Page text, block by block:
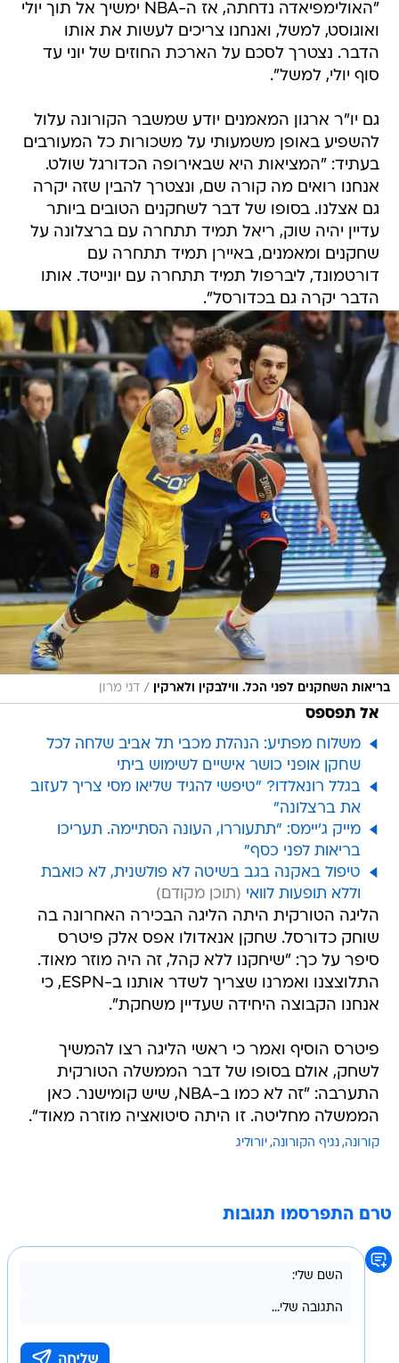
"האולימפיאדה נדחתה, אז ה-NBA ימשיך אל תוך יולי
ואוגוסט, למשל, ואנחנו צריכים לעשות את אותו
הדבר. נצטרך לסכם על הארכת החוזים של יוני עד
סוף יולי, למשל".
גם יו"ר ארגון המאמנים יודע שמשבר הקורונה עלול
להשפיע באופן משמעותי על משכורות כל המעורבים
בעתיד: "המציאות היא שבאירופה הכדורגל שולט.
אנחנו רואים מה קורה שם, ונצטרך להבין שזה יקרה
גם אצלנו. בסופו של דבר לשחקנים הטובים ביותר
עדיין יהיה שוק, ריאל תמיד תתחרה עם ברצלונה על
שחקנים ומאמנים, באיירן תמיד תתחרה עם
דורטמונד, ליברפול תמיד תתחרה עם יונייטד. אותו
הדבר יקרה גם בכדורסל".
בריאות השחקנים לפני הכל. ווילבקין ולארקין / דני מרון
אל תפספס
משלוח מפתיע: הנהלת מכבי תל אביב שלחה לכל
שחקן אופני כושר אישיים לשימוש ביתי
בגלל רונאלדו? "טיפשי להגיד שליאו מסי צריך לעזוב
את ברצלונה"
מייק ג'יימס: "תתעוררו, העונה הסתיימה. תעריכו
בריאות לפני כסף"
טיפול באקנה בגב בשיטה לא פולשנית, לא כואבת
וללא תופעות לוואי
הליגה הטורקית היתה הליגה הבכירה האחרונה בה
שוחק כדורסל. שחקן אנאדולו אפס אלק פיטרס
סיפר על כך: "שיחקנו ללא קהל, זה היה מוזר מאוד.
התלוצצנו ואמרנו שצריך לשדר אותנו ב-ESPN, כי
אנחנו הקבוצה היחידה שעדיין משחקת".
פיטרס הוסיף ואמר כי ראשי הליגה רצו להמשיך
לשחק, אולם בסופו של דבר הממשלה הטורקית
התערבה: "זה לא כמו ב-NBA, שיש קומישנר. כאן
הממשלה מחליטה. זו היתה סיטואציה מוזרה מאוד".
קורונה נגיף הקורונה יורוליג
טרם התפרסמו תגובות